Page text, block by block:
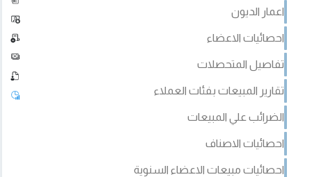
اعمار الديون
احصائيات الاعضاء
تفاصيل المتحصلات
تقارير المبيعات بفئات العملاء
الضرائب علي المبيعات
احصائيات الاصناف
احصائيات مبيعات الاعضاء السنوية